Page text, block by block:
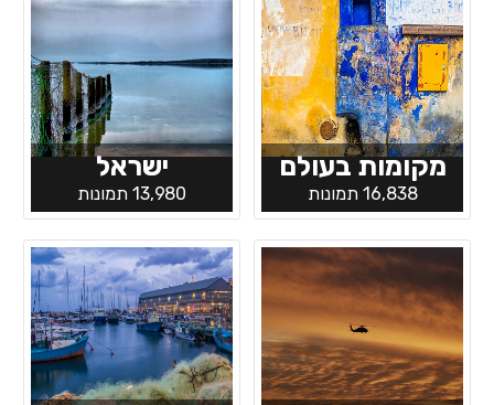
מקומות בעולם
16,838 תמונות
ישראל
13,980 תמונות